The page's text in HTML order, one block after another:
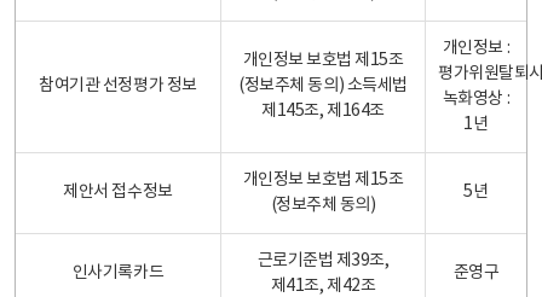
참여기관 선정평가 정보
개인정보 보호법 제15조
(정보주체 동의) 소득세법
제145조, 제164조
개인정보 :
평가위원탈퇴
녹화영상 :
1년
제안서 접수정보
개인정보 보호법 제15조
(정보주체 동의)
5년
인사기록카드
근로기준법 제39조,
제41조, 제42조
준영구